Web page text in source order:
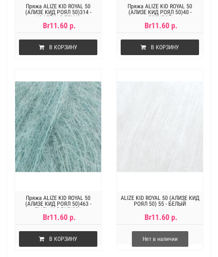
Пряжа ALIZE KID ROYAL 50
(АЛИЗЕ КИД РОЯЛ 50)314 -
КОФЕЙНАЯ ПЕНКА
Br11.60 р.
В КОРЗИНУ
Пряжа ALIZE KID ROYAL 50
(АЛИЗЕ КИД РОЯЛ 50)40 -
ГОЛУБОЙ
Br11.60 р.
В КОРЗИНУ
Пряжа ALIZE KID ROYAL 50
(АЛИЗЕ КИД РОЯЛ 50)463 -
ПЫЛЬНАЯ БИРЮЗА
Br11.60 р.
В КОРЗИНУ
ALIZE KID ROYAL 50 (АЛИЗЕ КИД
РОЯЛ 50) 55 - БЕЛЫЙ
Br11.60 р.
Нет в наличии